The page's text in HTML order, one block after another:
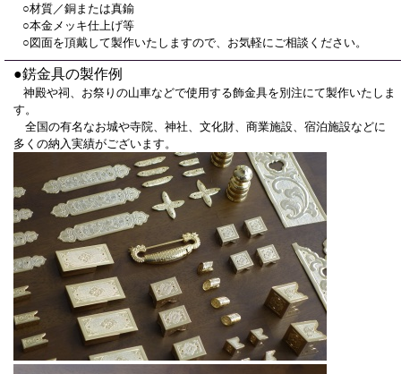
○材質／銅または真鍮
○本金メッキ仕上げ等
○図面を頂戴して製作いたしますので、お気軽にご相談ください。
●錺金具の製作例
神殿や祠、お祭りの山車などで使用する飾金具を別注にて製作いたしま
す。
全国の有名なお城や寺院、神社、文化財、商業施設、宿泊施設などに
多くの納入実績がございます。